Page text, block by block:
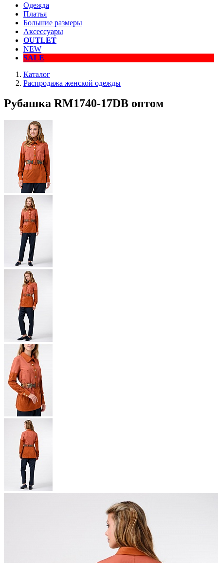
Одежда
Платья
Большие размеры
Аксессуары
OUTLET
NEW
SALE
Каталог
Распродажа женской одежды
Рубашка RM1740-17DB оптом